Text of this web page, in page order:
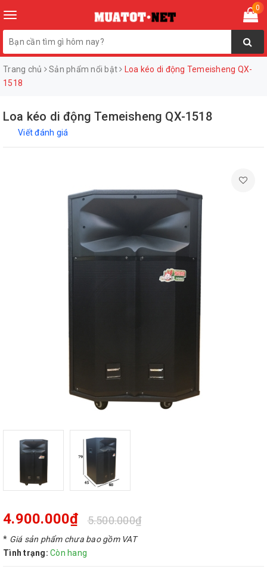
Toggle
navigation
0
Trang chủ Sản phẩm nổi bật
Loa kéo di động Temeisheng QX-
1518
Loa kéo di động Temeisheng QX-1518
Viết đánh giá
4.900.000₫ 5.500.000₫
* Giá sản phẩm chưa bao gồm VAT
Tình trạng: Còn hang